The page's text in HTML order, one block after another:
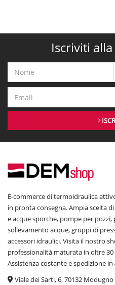
Iscriviti
E-commerce di termoidraulica
in pronta consegna. Ampia scelta
e acque sporche, pompe per pozzi,
sollevamento acque, gruppi di
accessori idraulici. Visita il nostro
professionalità maturata in oltre
Assistenza costante e spedizione in
Viale dei Sarti, 6, 70132 Modugno